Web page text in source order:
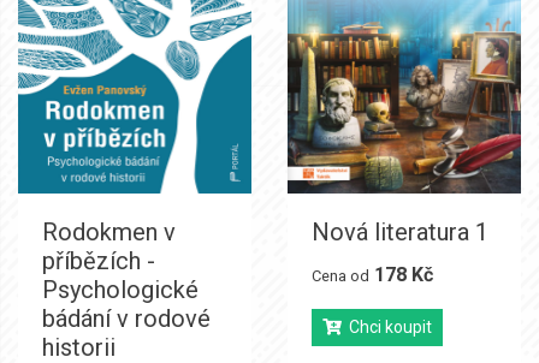
Rodokmen v
příbězích -
Psychologické
bádání v rodové
historii
Nová literatura 1
Cena od 178 Kč
Chci koupit